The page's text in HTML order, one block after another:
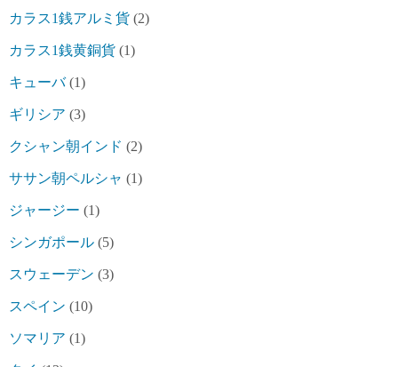
カラス1銭アルミ貨 (2)
カラス1銭黄銅貨 (1)
キューバ(1)
ギリシア (3)
クシャン朝インド (2)
ササン朝ペルシャ (1)
ジャージー (1)
シンガポール (5)
スウェーデン (3)
スペイン (10)
ソマリア (1)